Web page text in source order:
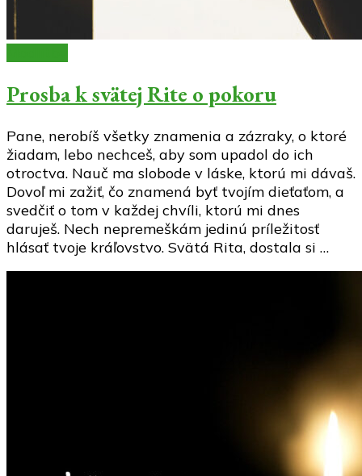
Prosba k svätej Rite o pokoru
Pane, nerobíš všetky znamenia a zázraky, o ktoré
žiadam, lebo nechceš, aby som upadol do ich
otroctva. Nauč ma slobode v láske, ktorú mi dávaš.
Dovoľ mi zažiť, čo znamená byť tvojím dieťaťom, a
svedčiť o tom v každej chvíli, ktorú mi dnes
daruješ. Nech nepremeškám jedinú príležitosť
hlásať tvoje kráľovstvo. Svätá Rita, dostala si …